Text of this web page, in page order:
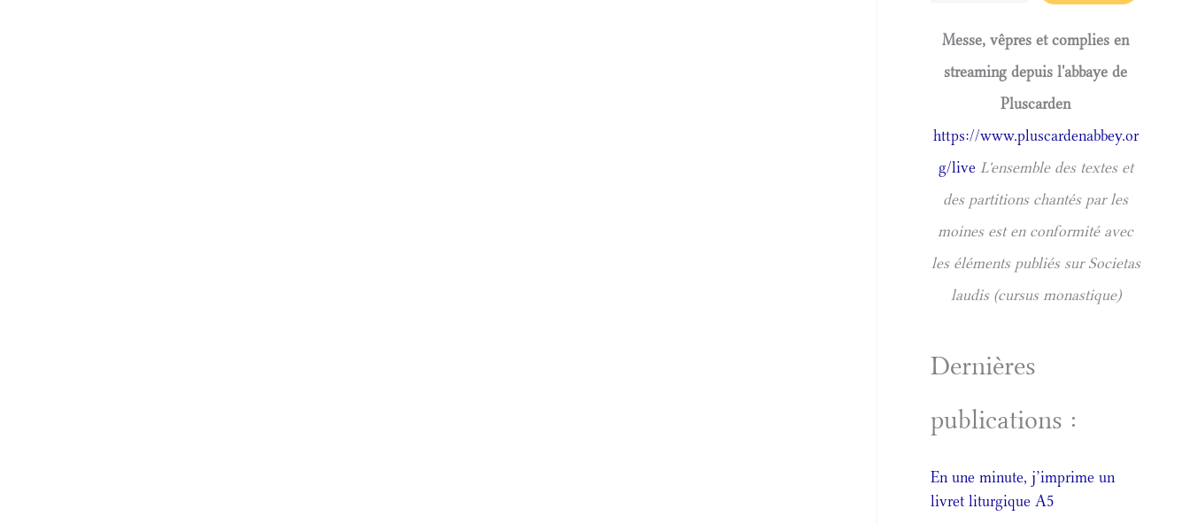
Messe, vêpres et complies en
streaming depuis l'abbaye de
Pluscarden
https://www.pluscardenabbey.or
g/live L'ensemble des textes et
des partitions chantés par les
moines est en conformité avec
les éléments publiés sur Societas
laudis (cursus monastique)
Dernières
publications :
En une minute, j’imprime un
livret liturgique A5